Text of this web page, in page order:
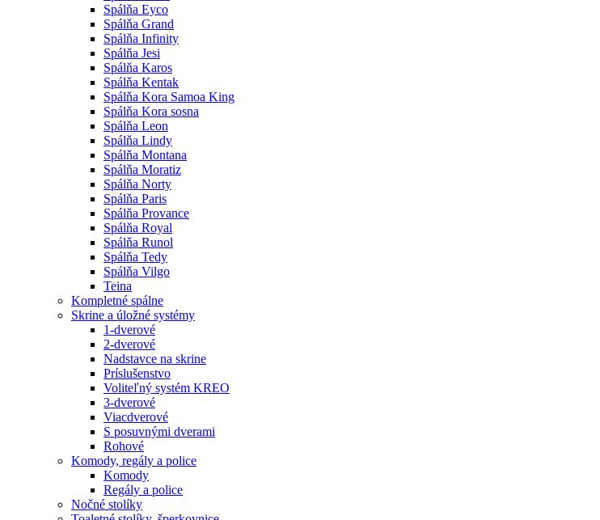
Spálňa Eyco
Spálňa Grand
Spálňa Infinity
Spálňa Jesi
Spálňa Karos
Spálňa Kentak
Spálňa Kora Samoa King
Spálňa Kora sosna
Spálňa Leon
Spálňa Lindy
Spálňa Montana
Spálňa Moratiz
Spálňa Norty
Spálňa Paris
Spálňa Provance
Spálňa Royal
Spálňa Runol
Spálňa Tedy
Spálňa Vilgo
Teina
Kompletné spálne
Skrine a úložné systémy
1-dverové
2-dverové
Nadstavce na skrine
Príslušenstvo
Voliteľný systém KREO
3-dverové
Viacdverové
S posuvnými dverami
Rohové
Komody, regály a police
Komody
Regály a police
Nočné stolíky